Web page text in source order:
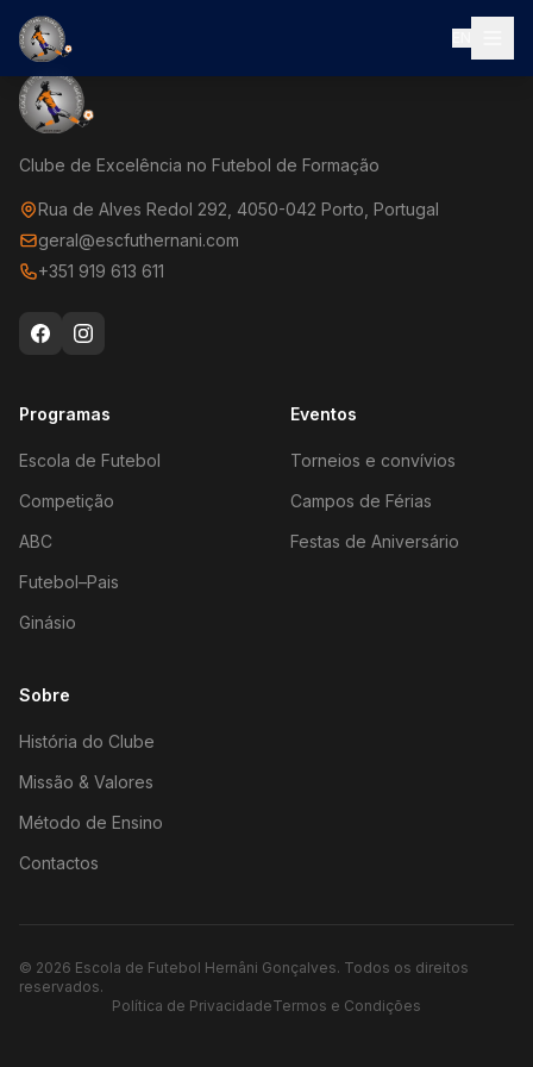
Clube de Excelência no Futebol de Formação
Rua de Alves Redol 292, 4050-042 Porto, Portugal
geral@escfuthernani.com
+351 919 613 611
Programas
Escola de Futebol
Competição
ABC
Futebol–Pais
Ginásio
Eventos
Torneios e convívios
Campos de Férias
Festas de Aniversário
Sobre
História do Clube
Missão & Valores
Método de Ensino
Contactos
© 2026 Escola de Futebol Hernâni Gonçalves. Todos os direitos
reservados.
Política de PrivacidadeTermos e Condições